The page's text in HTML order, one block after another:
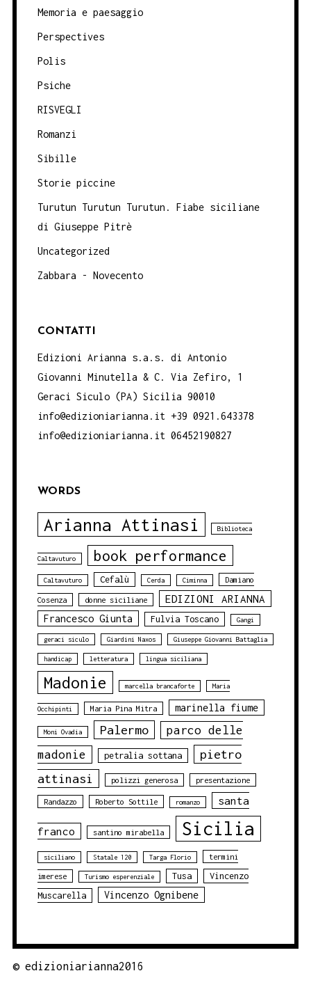
Memoria e paesaggio
Perspectives
Polis
Psiche
RISVEGLI
Romanzi
Sibille
Storie piccine
Turutun Turutun Turutun. Fiabe siciliane
di Giuseppe Pitrè
Uncategorized
Zabbara - Novecento
CONTATTI
Edizioni Arianna s.a.s. di Antonio
Giovanni Minutella & C. Via Zefiro, 1
Geraci Siculo (PA) Sicilia 90010
info@edizioniarianna.it +39 0921.643378
info@edizioniarianna.it 06452190827
WORDS
Arianna Attinasi Biblioteca
Caltavuturo book performance
Caltavuturo Cefalù Cerda Ciminna Damiano
Cosenza donne siciliane EDIZIONI ARIANNA
Francesco Giunta Fulvia Toscano Gangi
geraci siculo Giardini Naxos Giuseppe Giovanni Battaglia
handicap letteratura lingua siciliana
Madonie marcella brancaforte Maria
Occhipinti Maria Pina Mitra marinella fiume
Moni Ovadia Palermo
parco delle
madonie
petralia sottana
pietro
attinasi
polizzi generosa presentazione
Randazzo Roberto Sottile romanzo santa
franco santino mirabella Sicilia
siciliano Statale 120 Targa Florio termini
imerese Turismo esperenziale Tusa
Vincenzo
Muscarella
Vincenzo Ognibene
© edizioniarianna2016